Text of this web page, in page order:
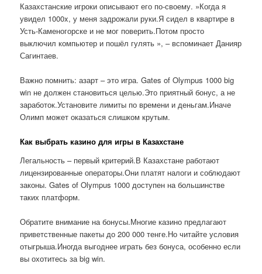
Казахстанские игроки описывают его по-своему. »Когда я
увидел 1000x, у меня задрожали руки.Я сидел в квартире в
Усть-Каменогорске и не мог поверить.Потом просто
выключил компьютер и пошёл гулять », – вспоминает Данияр
Сагинтаев.
Важно помнить: азарт – это игра. Gates of Olympus 1000 big
win не должен становиться целью.Это приятный бонус, а не
заработок.Установите лимиты по времени и деньгам.Иначе
Олимп может оказаться слишком крутым.
Как выбрать казино для игры в Казахстане
Легальность – первый критерий.В Казахстане работают
лицензированные операторы.Они платят налоги и соблюдают
законы. Gates of Olympus 1000 доступен на большинстве
таких платформ.
Обратите внимание на бонусы.Многие казино предлагают
приветственные пакеты до 200 000 тенге.Но читайте условия
отыгрыша.Иногда выгоднее играть без бонуса, особенно если
вы охотитесь за big win.